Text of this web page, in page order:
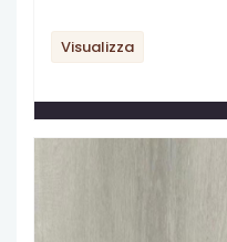
Visualizza